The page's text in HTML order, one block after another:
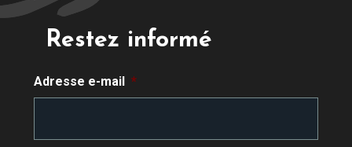
Restez informé
Adresse e-mail *